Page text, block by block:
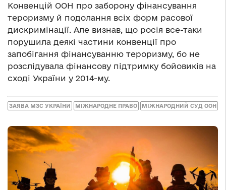
Конвенцій ООН про заборону фінансування
тероризму й подолання всіх форм расової
дискримінації. Але визнав, що росія все-таки
порушила деякі частини конвенції про
запобігання фінансуванню тероризму, бо не
розслідувала фінансову підтримку бойовиків на
сході України у 2014-му.
ЗАЯВА МЗС УКРАЇНИ МІЖНАРОДНЕ ПРАВО МІЖНАРОДНИЙ CУД ООН